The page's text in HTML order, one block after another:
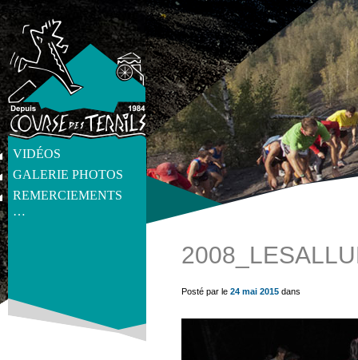
VIDÉOS
GALERIE PHOTOS
REMERCIEMENTS
…
get_post_meta(get_the_ID(), 'thumb', true) ?>
Posté par le 24 mai 2015 dans